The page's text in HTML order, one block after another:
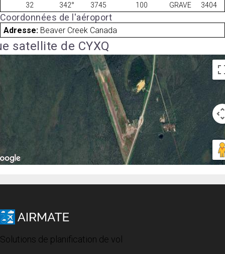
32
342° 3745 100 GRAVE 3404
Coordonnées de l'aéroport
Adresse: Beaver Creek Canada
satellite de CYXQ
Solutions de planification de vol